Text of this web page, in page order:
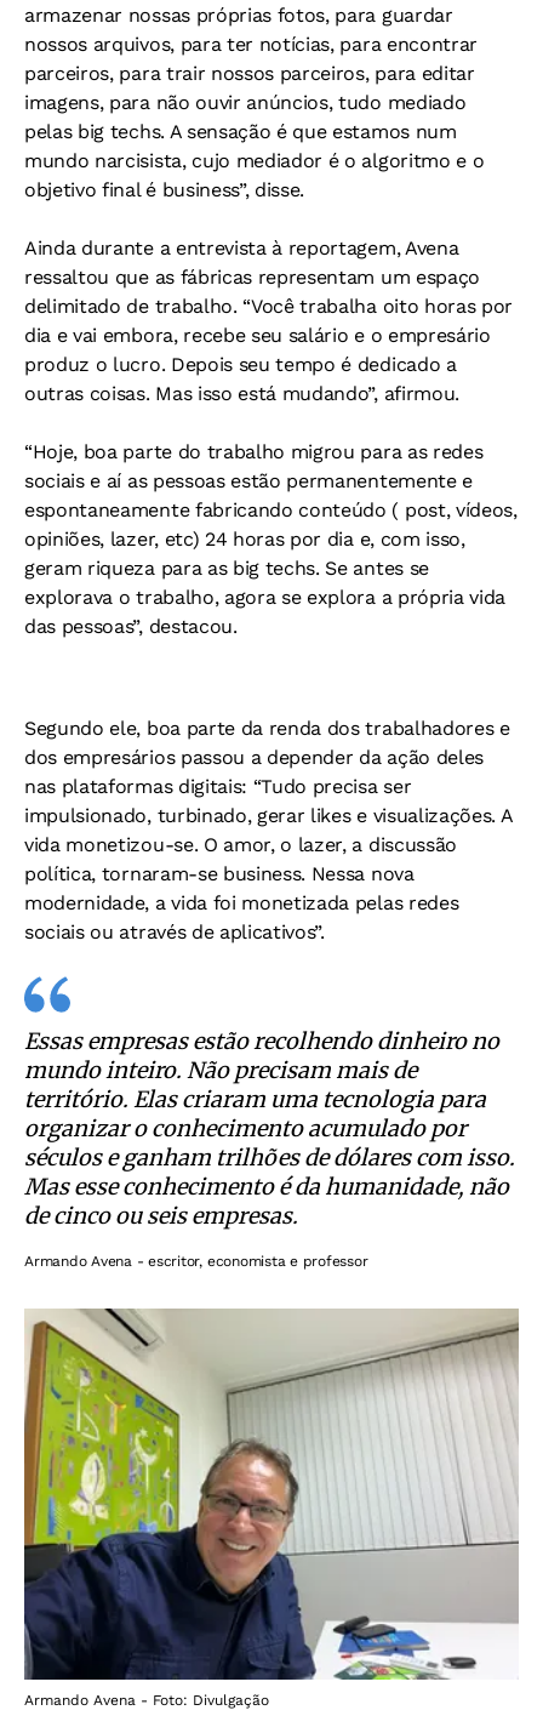
armazenar nossas próprias fotos, para guardar
nossos arquivos, para ter notícias, para encontrar
parceiros, para trair nossos parceiros, para editar
imagens, para não ouvir anúncios, tudo mediado
pelas big techs. A sensação é que estamos num
mundo narcisista, cujo mediador é o algoritmo e o
objetivo final é business”, disse.
Ainda durante a entrevista à reportagem, Avena
ressaltou que as fábricas representam um espaço
delimitado de trabalho. “Você trabalha oito horas por
dia e vai embora, recebe seu salário e o empresário
produz o lucro. Depois seu tempo é dedicado a
outras coisas. Mas isso está mudando”, afirmou.
“Hoje, boa parte do trabalho migrou para as redes
sociais e aí as pessoas estão permanentemente e
espontaneamente fabricando conteúdo ( post, vídeos,
opiniões, lazer, etc) 24 horas por dia e, com isso,
geram riqueza para as big techs. Se antes se
explorava o trabalho, agora se explora a própria vida
das pessoas”, destacou.
Segundo ele, boa parte da renda dos trabalhadores e
dos empresários passou a depender da ação deles
nas plataformas digitais: “Tudo precisa ser
impulsionado, turbinado, gerar likes e visualizações. A
vida monetizou-se. O amor, o lazer, a discussão
política, tornaram-se business. Nessa nova
modernidade, a vida foi monetizada pelas redes
sociais ou através de aplicativos”.
Essas empresas estão recolhendo dinheiro no
mundo inteiro. Não precisam mais de
território. Elas criaram uma tecnologia para
organizar o conhecimento acumulado por
séculos e ganham trilhões de dólares com isso.
Mas esse conhecimento é da humanidade, não
de cinco ou seis empresas.
Armando Avena - escritor, economista e professor
Armando Avena - Foto: Divulgação